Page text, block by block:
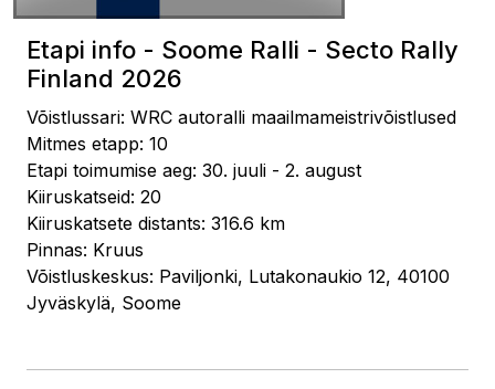
Etapi info - Soome Ralli - Secto Rally
Finland 2026
Võistlussari: WRC autoralli maailmameistrivõistlused
Mitmes etapp: 10
Etapi toimumise aeg: 30. juuli - 2. august
Kiiruskatseid: 20
Kiiruskatsete distants: 316.6 km
Pinnas: Kruus
Võistluskeskus: Paviljonki, Lutakonaukio 12, 40100
Jyväskylä, Soome